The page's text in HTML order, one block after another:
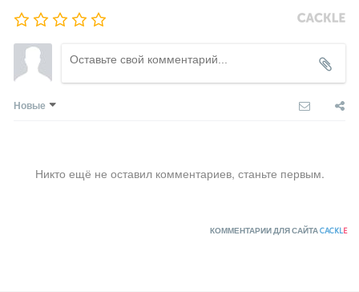
Новые
Никто ещё не оставил комментариев, станьте первым.
КОММЕНТАРИИ ДЛЯ САЙТАCACKLE